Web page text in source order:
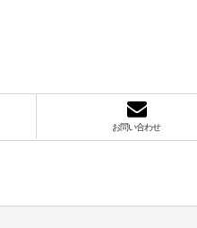
お問い合わせ